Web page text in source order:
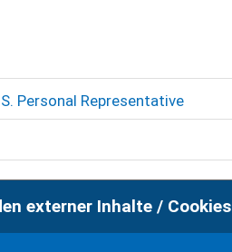
Personal Representative
externer Inhalte / Cookies